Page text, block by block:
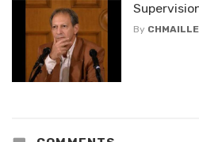
By CHMAILLE